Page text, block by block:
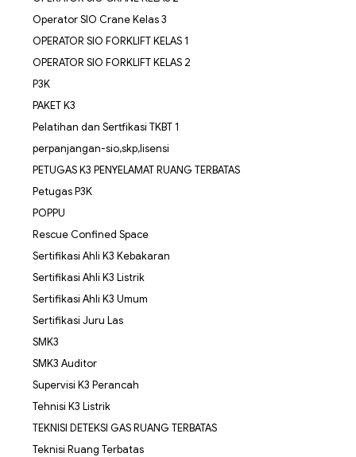
Operator SIO Crane Kelas 3
OPERATOR SIO FORKLIFT KELAS 1
OPERATOR SIO FORKLIFT KELAS 2
P3K
PAKET K3
Pelatihan dan Sertfikasi TKBT 1
perpanjangan-sio,skp,lisensi
PETUGAS K3 PENYELAMAT RUANG TERBATAS
Petugas P3K
POPPU
Rescue Confined Space
Sertifikasi Ahli K3 Kebakaran
Sertifikasi Ahli K3 Listrik
Sertifikasi Ahli K3 Umum
Sertifikasi Juru Las
SMK3
SMK3 Auditor
Supervisi K3 Perancah
Tehnisi K3 Listrik
TEKNISI DETEKSI GAS RUANG TERBATAS
Teknisi Ruang Terbatas